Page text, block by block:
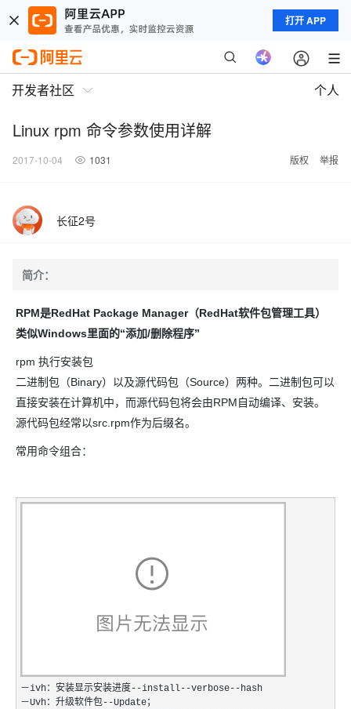
打开 APP
开发者社区 个人
Linux rpm 命令参数使用详解
2017-10-04 1031 版权 举报
长征2号
简介：
RPM是RedHat Package Manager（RedHat软件包管理工具）
类似Windows里面的“添加/删除程序”
rpm 执行安装包
二进制包（Binary）以及源代码包（Source）两种。二进制包可以
直接安装在计算机中，而源代码包将会由RPM自动编译、安装。
源代码包经常以src.rpm作为后缀名。
常用命令组合：
－ivh：安装显示安装进度--install--verbose--hash
－Uvh：升级软件包--Update；